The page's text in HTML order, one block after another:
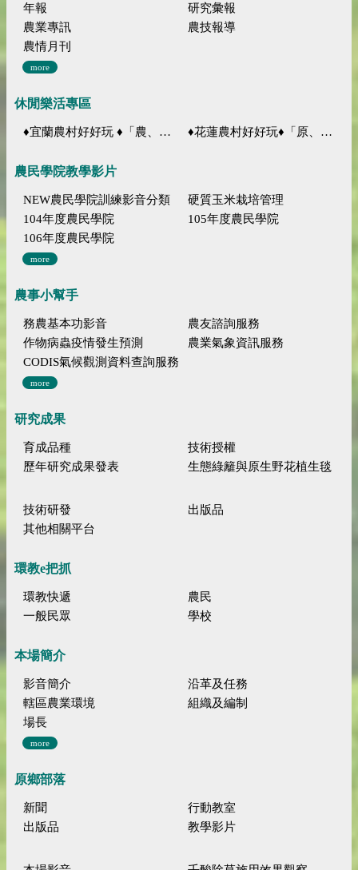
年報
研究彙報
農業專訊
農技報導
農情月刊
more
休閒樂活專區
♦宜蘭農村好好玩 ♦「農、藝、山、水」四條遊程推薦 ♦花蓮農村好好玩♦「原、生、慢、活」四條遊程推薦
農民學院教學影片
NEW農民學院訓練影音分類
硬質玉米栽培管理
104年度農民學院
105年度農民學院
106年度農民學院
more
農事小幫手
務農基本功影音
農友諮詢服務
作物病蟲疫情發生預測
農業氣象資訊服務
CODIS氣候觀測資料查詢服務
more
研究成果
育成品種
技術授權
歷年研究成果發表
生態綠籬與原生野花植生毯
技術研發
出版品
其他相關平台
環教e把抓
環教快遞
農民
一般民眾
學校
本場簡介
影音簡介
沿革及任務
轄區農業環境
組織及編制
場長
more
原鄉部落
新聞
行動教室
出版品
教學影片